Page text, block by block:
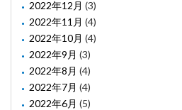
2022年12月 (3)
2022年11月 (4)
2022年10月 (4)
2022年9月 (3)
2022年8月 (4)
2022年7月 (4)
2022年6月 (5)